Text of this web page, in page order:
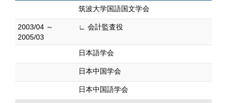
筑波大学国語国文学会
2003/04 ～
2005/03
∟ 会計監査役
日本語学会
日本中国学会
日本中国語学会